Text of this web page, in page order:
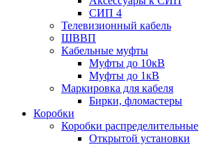
СИП 4
Телевизионный кабель
ШВВП
Кабельные муфты
Муфты до 10кВ
Муфты до 1кВ
Маркировка для кабеля
Бирки, фломастеры
Коробки
Коробки распределительные
Открытой установки